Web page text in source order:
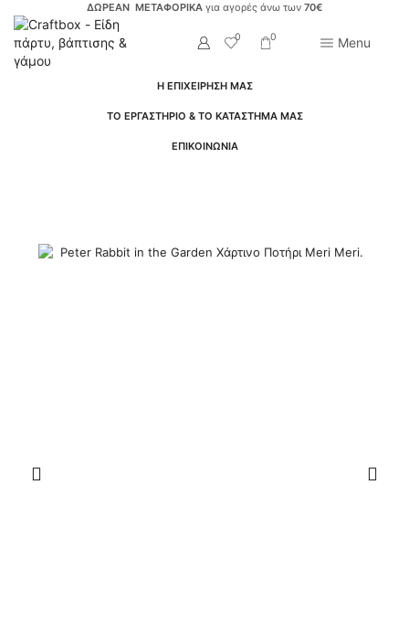
ΔΩΡΕΑΝ ΜΕΤΑΦΟΡΙΚΑ για αγορές άνω των 70€
0 0 Menu
Η ΕΠΙΧΕΙΡΗΣΗ ΜΑΣ
ΤΟ ΕΡΓΑΣΤΗΡΙΟ & ΤΟ ΚΑΤΑΣΤΗΜΑ ΜΑΣ
ΕΠΙΚΟΙΝΩΝΙΑ